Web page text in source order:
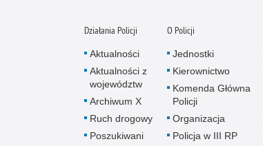
Działania Policji
Aktualności
Aktualności z
województw
Archiwum X
Ruch drogowy
Poszukiwani
O Policji
Jednostki
Kierownictwo
Komenda Główna
Policji
Organizacja
Policja w III RP